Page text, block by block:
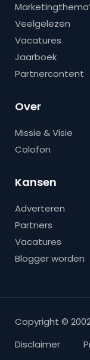
Veelgelezen
Vacatures
Jaarboek
Partnercontent
Over
Missie & Visie
Colofon
Kansen
Adverteren
Partners
Vacatures
Blogger worden
Copyright ©
Disclaimer